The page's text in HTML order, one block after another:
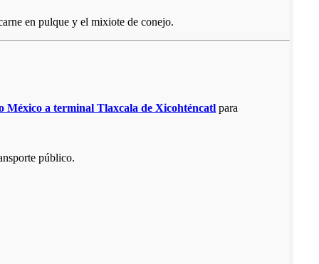
en pulque y el mixiote de conejo.
México a terminal Tlaxcala de Xicohténcatl para
público.